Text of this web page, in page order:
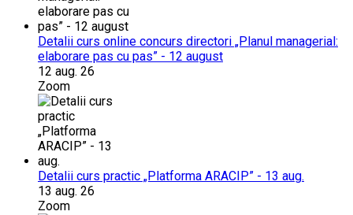
Detalii curs online concurs directori „Planul managerial:
elaborare pas cu pas” - 12 august
12 aug. 26
Zoom
Detalii curs practic „Platforma ARACIP” - 13 aug.
13 aug. 26
Zoom